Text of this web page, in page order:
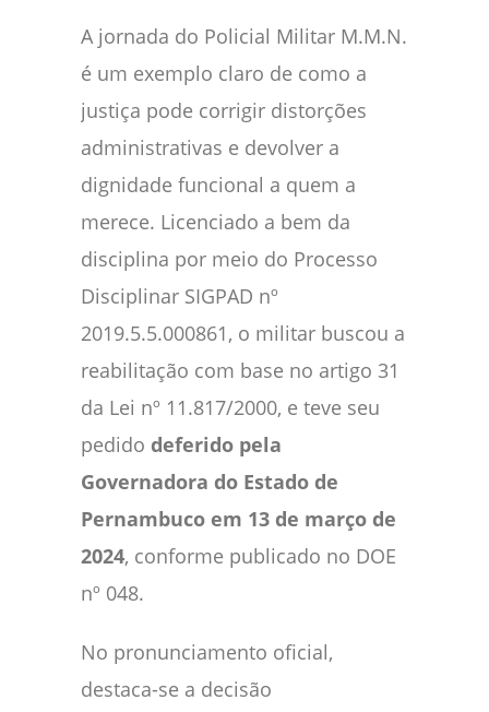
A jornada do Policial Militar M.M.N.
é um exemplo claro de como a
justiça pode corrigir distorções
administrativas e devolver a
dignidade funcional a quem a
merece. Licenciado a bem da
disciplina por meio do Processo
Disciplinar SIGPAD nº
2019.5.5.000861, o militar buscou a
reabilitação com base no artigo 31
da Lei nº 11.817/2000, e teve seu
pedido deferido pela
Governadora do Estado de
Pernambuco em 13 de março de
2024, conforme publicado no DOE
nº 048.
No pronunciamento oficial,
destaca-se a decisão